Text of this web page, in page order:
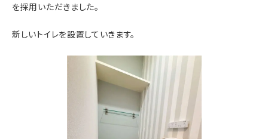
を採用いただきました。
新しいトイレを設置していきます。